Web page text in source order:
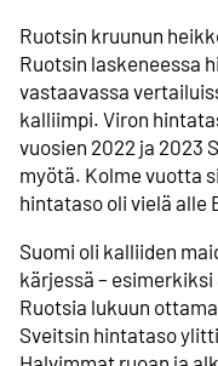
Ruotsin kruunun
Ruotsin laskeneessa
vastaavassa
kalliimpi. Viron
vuosien 2022 ja 2023
myötä. Kolme vuotta
hintataso oli vielä alle
Suomi oli kalliiden
kärjessä –
Ruotsia lukuun
Sveitsin hintataso